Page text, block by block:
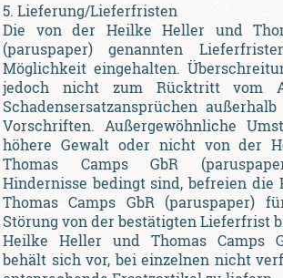
5. Lieferung/Lieferfristen
Die von der Heilke Heller und
(paruspaper) genannten
Möglichkeit eingehalten.
jedoch nicht zum Rücktritt vom
Schadensersatzansprüchen
Vorschriften. Außergewöhnliche
höhere Gewalt oder nicht von der
Thomas Camps GbR
Hindernisse bedingt sind, befreien die
Thomas Camps GbR (paruspaper)
Störung von der bestätigten Lieferfrist
Heilke Heller und Thomas Camps
behält sich vor, bei einzelnen nicht